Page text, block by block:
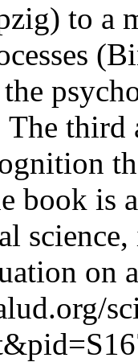
to a
the
third
book is
on